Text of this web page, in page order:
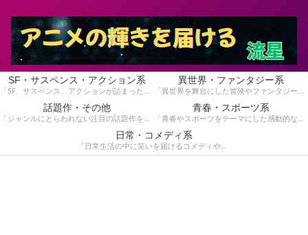
SF・サスペンス・アクション系 異世界・ファンタジー系
話題作・その他 青春・スポーツ系
日常・コメディ系